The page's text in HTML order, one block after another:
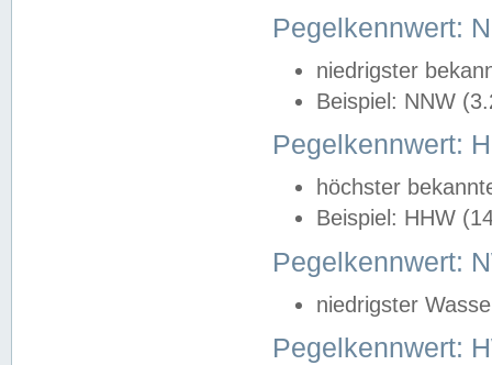
Pegelkennwert:
niedrigster
Beispiel: NNW
Pegelkennwert:
höchster
Beispiel: HHW
Pegelkennwert:
niedrigster
Pegelkennwert: